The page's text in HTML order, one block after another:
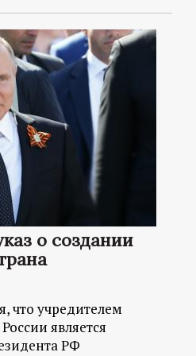
о создании
что учредителем
является
РФ